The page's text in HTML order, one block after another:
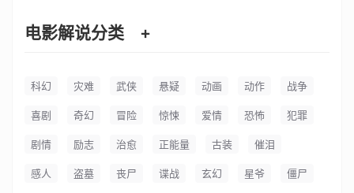
电影解说分类 +
科幻 灾难 武侠 悬疑 动画 动作 战争
喜剧 奇幻 冒险 惊悚 爱情 恐怖 犯罪
剧情 励志 治愈 正能量 古装 催泪
感人 盗墓 丧尸 谍战 玄幻 星爷 僵尸